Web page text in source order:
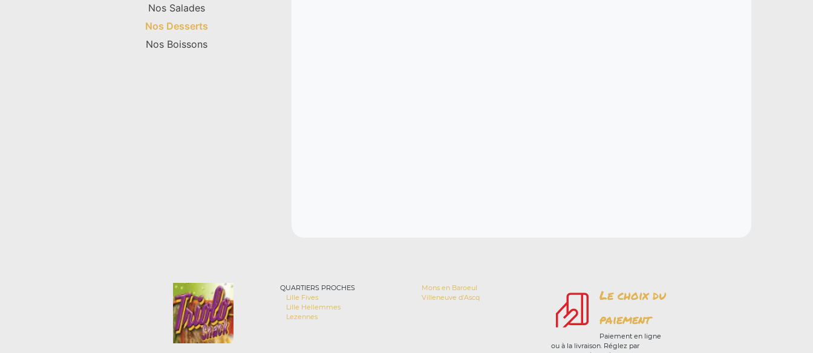
Nos Salades
Nos Desserts
Nos Boissons
QUARTIERS PROCHES
Lille Fives
Lille Hellemmes
Lezennes
Mons en Baroeul
Villeneuve d'Ascq
Le choix du
paiement
Paiement en ligne
ou à la livraison. Réglez par